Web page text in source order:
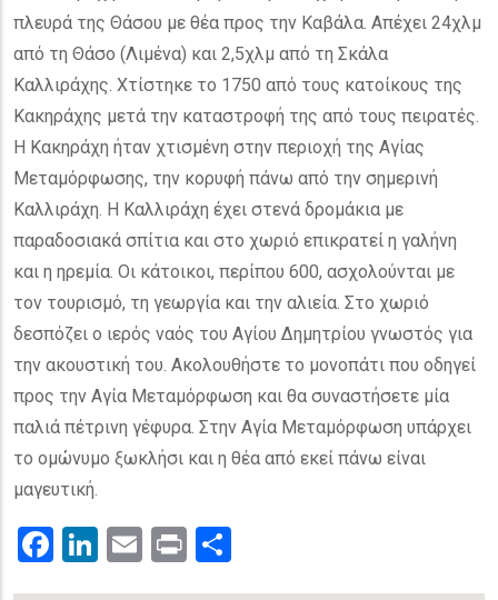
πλευρά της Θάσου με θέα προς την Καβάλα. Απέχει 24χλμ
από τη Θάσο (Λιμένα) και 2,5χλμ από τη Σκάλα
Καλλιράχης. Χτίστηκε το 1750 από τους κατοίκους της
Κακηράχης μετά την καταστροφή της από τους πειρατές.
Η Κακηράχη ήταν χτισμένη στην περιοχή της Αγίας
Μεταμόρφωσης, την κορυφή πάνω από την σημερινή
Καλλιράχη. Η Καλλιράχη έχει στενά δρομάκια με
παραδοσιακά σπίτια και στο χωριό επικρατεί η γαλήνη
και η ηρεμία. Οι κάτοικοι, περίπου 600, ασχολούνται με
τον τουρισμό, τη γεωργία και την αλιεία. Στο χωριό
δεσπόζει ο ιερός ναός του Αγίου Δημητρίου γνωστός για
την ακουστική του. Ακολουθήστε το μονοπάτι που οδηγεί
προς την Αγία Μεταμόρφωση και θα συναστήσετε μία
παλιά πέτρινη γέφυρα. Στην Αγία Μεταμόρφωση υπάρχει
το ομώνυμο ξωκλήσι και η θέα από εκεί πάνω είναι
μαγευτική.
Facebook
LinkedIn
Email
Print